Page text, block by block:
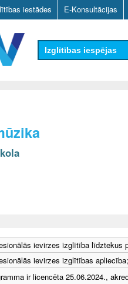
Skip
to
main
content
iestādes E-Konsultācijas
Izglītības iespējas
ievirzes izglītība līdztekus
ievirzes izglītības apliecība;
ir licencēta 25.06.2024.,